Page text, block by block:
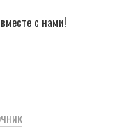
с нами!